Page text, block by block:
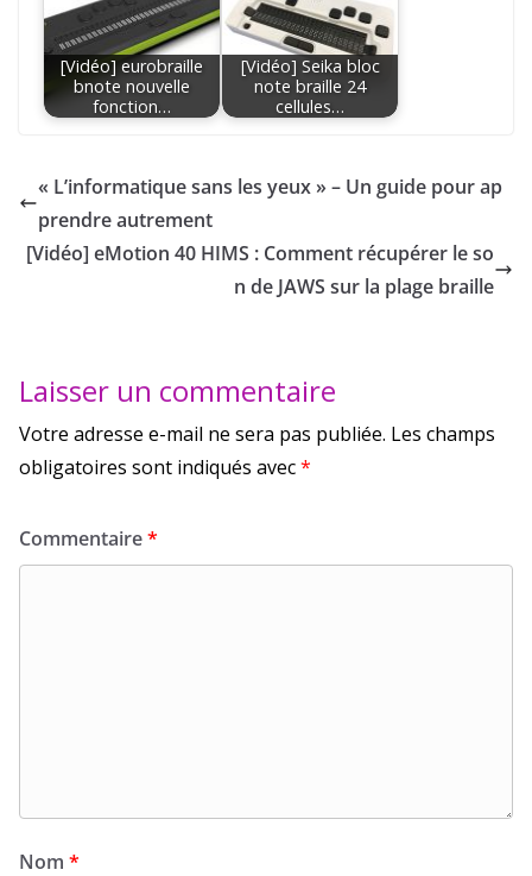
[Vidéo] eurobraille
bnote nouvelle
fonction…
[Vidéo] Seika bloc
note braille 24
cellules…
« L’informatique sans les yeux » – Un guide pour ap
prendre autrement
[Vidéo] eMotion 40 HIMS : Comment récupérer le so
n de JAWS sur la plage braille
Laisser un commentaire
Votre adresse e-mail ne sera pas publiée. Les champs
obligatoires sont indiqués avec*
Commentaire*
Nom *